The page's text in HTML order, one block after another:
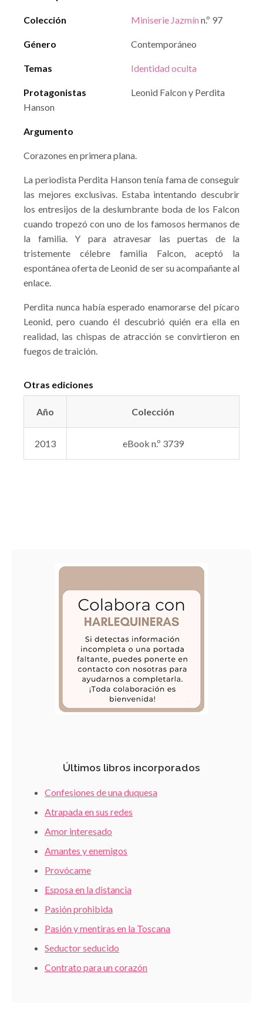
Colección Miniserie Jazmín n.º 97
Género Contemporáneo
Temas Identidad oculta
Protagonistas
Leonid Falcon y Perdita
Hanson
Argumento
Corazones en primera plana.
La periodista Perdita Hanson tenía fama de conseguir
las mejores exclusivas. Estaba intentando descubrir
los entresijos de la deslumbrante boda de los Falcon
cuando tropezó con uno de los famosos hermanos de
la familia. Y para atravesar las puertas de la
tristemente célebre familia Falcon, aceptó la
espontánea oferta de Leonid de ser su acompañante al
enlace.
Perdita nunca había esperado enamorarse del pícaro
Leonid, pero cuando él descubrió quién era ella en
realidad, las chispas de atracción se convirtieron en
fuegos de traición.
Otras ediciones
Año Colección
2013 eBook n.º 3739
Últimos libros incorporados
Confesiones de una duquesa
Atrapada en sus redes
Amor interesado
Amantes y enemigos
Provócame
Esposa en la distancia
Pasión prohibida
Pasión y mentiras en la Toscana
Seductor seducido
Contrato para un corazón